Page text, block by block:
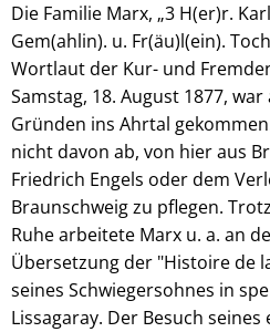
Die Familie Marx, „3 H(er)r.
Gem(ahlin). u. Fr(äu)l(ein).
Wortlaut der Kur- und
Samstag, 18. August 1877,
Gründen ins Ahrtal
nicht davon ab, von hier aus
Friedrich Engels oder dem
Braunschweig zu pflegen.
Ruhe arbeitete Marx u. a. an
Übersetzung der "Histoire de
seines Schwiegersohnes in
Lissagaray. Der Besuch